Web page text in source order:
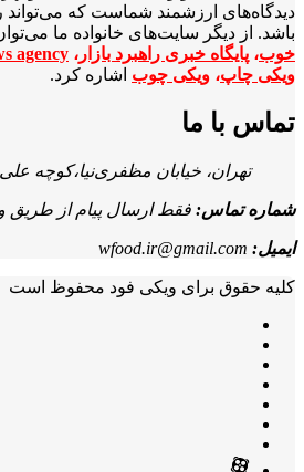
دیدگاه‌های ارزشمند شماست که
باشد. از دیگر سایت‌های خانواده ما
خوب، پایگاه خبری راهبرد بازار ، agency
ویکی چاپ، ویکی چوب اشاره کرد.
تماس با ما
تهران، خیابان مظفری‌نیا،کوچه علی
شماره تماس: فقط ارسال پیام از طریق واتساپ
ایمیل: wfood.ir@gmail.com
کلیه حقوق برای ویکی فود محفوظ است